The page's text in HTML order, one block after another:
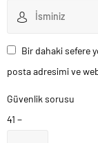
Bir dahaki sefere
posta adresimi ve
Güvenlik sorusu
41 −